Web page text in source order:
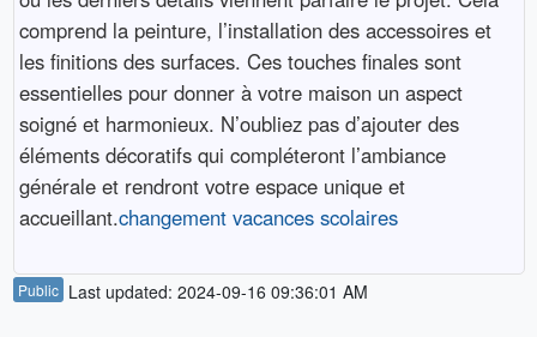
comprend la peinture, l’installation des accessoires et
les finitions des surfaces. Ces touches finales sont
essentielles pour donner à votre maison un aspect
soigné et harmonieux. N’oubliez pas d’ajouter des
éléments décoratifs qui compléteront l’ambiance
générale et rendront votre espace unique et
accueillant.changement vacances scolaires
Public Last updated: 2024-09-16 09:36:01 AM